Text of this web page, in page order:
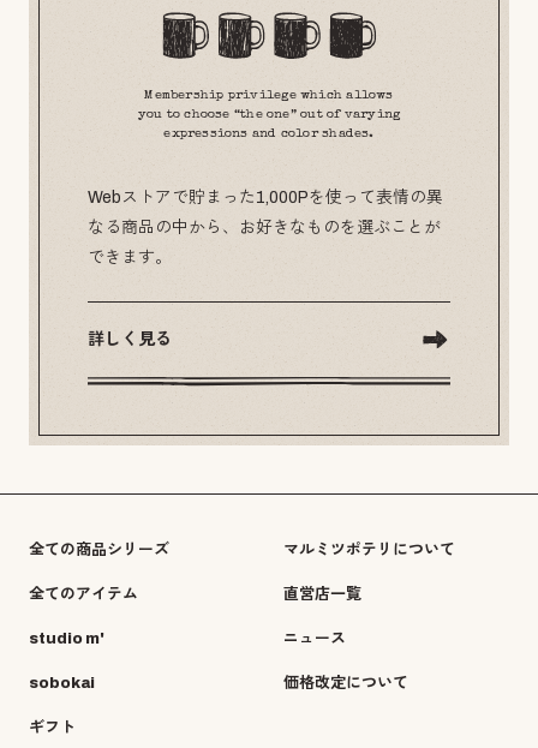
Membership privilege which allows
you to choose “the one” out of varying
expressions and color shades.
Webストアで貯まった1,000Pを使って表情の異
なる商品の中から、お好きなものを選ぶことが
できます。
詳しく見る
全ての商品シリーズ
全てのアイテム
studio m'
sobokai
ギフト
マルミツポテリについて
直営店一覧
ニュース
価格改定について